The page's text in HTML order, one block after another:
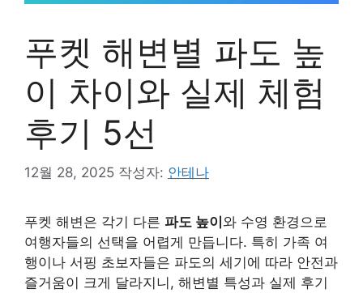
푸켓 해변별 파도 높
이 차이와 실제 체험
후기 5선
12월 28, 2025 작성자: 안테나
푸켓 해변은 각기 다른 파도 높이와 수영 환경으로
여행자들의 선택을 어렵게 만듭니다. 특히 가족 여
행이나 서핑 초보자들은 파도의 세기에 따라 안전과
즐거움이 크게 달라지니, 해변별 특성과 실제 후기